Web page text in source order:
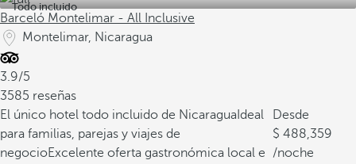
Todo incluido
Barceló Montelimar - All Inclusive
Montelimar, Nicaragua
3.9/5
3585 reseñas
El único hotel todo incluido de Nicaragua Ideal
para familias, parejas y viajes de
negocioExcelente oferta gastronómica local e
Desde
488,359
/noche